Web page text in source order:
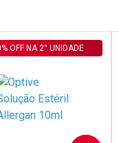
AOS FAVORITOS
OFF NA 2° UNIDADE